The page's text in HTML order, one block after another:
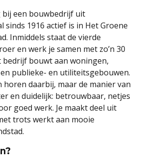
bij een bouwbedrijf uit
sinds 1916 actief is in Het Groene
Inmiddels staat de vierde
en werk je samen met zo’n 30
bedrijf bouwt aan woningen,
publieke- en utiliteitsgebouwen.
horen daarbij, maar de manier van
en duidelijk: betrouwbaar, netjes
goed werk. Je maakt deel uit
trots werkt aan mooie